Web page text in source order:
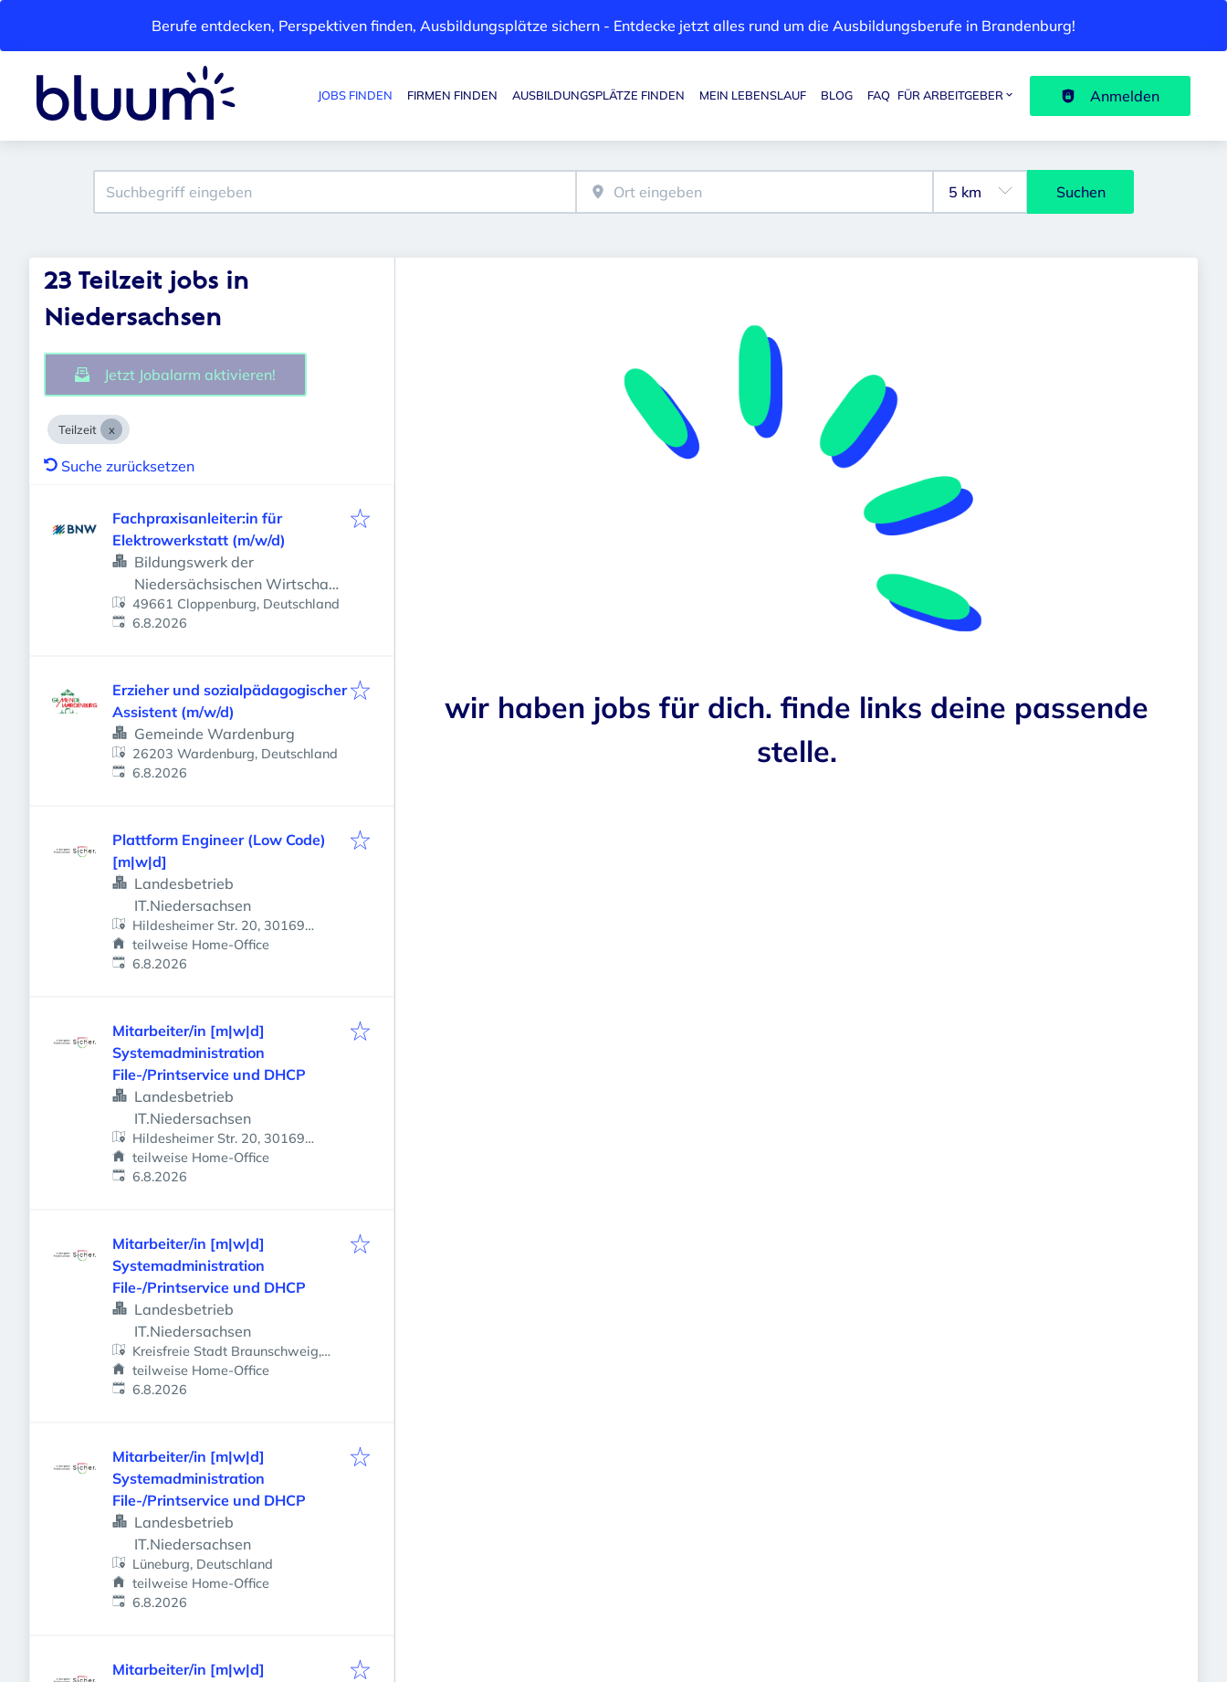
Berufe entdecken, Perspektiven finden, Ausbildungsplätze sichern - Entdecke jetzt alles rund um die Ausbildungsberufe in Brandenburg!
Haupt-Navigation
JOBS FINDEN FIRMEN FINDEN AUSBILDUNGSPLÄTZE FINDEN MEIN LEBENSLAUF BLOG FAQ FÜR ARBEITGEBER Anmelden
Suchen
23 Teilzeit jobs in
Niedersachsen
Jetzt Jobalarm aktivieren!
Teilzeit
Suche zurücksetzen
Fachpraxisanleiter:in für
Elektrowerkstatt (m/w/d)
Bildungswerk der
Niedersächsischen Wirtschaft
gemeinnützige GmbH
49661 Cloppenburg, Deutschland
Veröffentlicht
6.8.2026
Erzieher und sozialpädagogischer
Assistent (m/w/d)
Gemeinde Wardenburg
26203 Wardenburg, Deutschland
Veröffentlicht
6.8.2026
Plattform Engineer (Low Code)
[m|w|d]
Landesbetrieb
IT.Niedersachsen
Hildesheimer Str. 20, 30169
Hannover, Deutschland
teilweise Home-Office
Veröffentlicht
6.8.2026
Mitarbeiter/in [m|w|d]
Systemadministration
File-/Printservice und DHCP
Landesbetrieb
IT.Niedersachsen
Hildesheimer Str. 20, 30169
Hannover, Deutschland
teilweise Home-Office
Veröffentlicht
6.8.2026
Mitarbeiter/in [m|w|d]
Systemadministration
File-/Printservice und DHCP
Landesbetrieb
IT.Niedersachsen
Kreisfreie Stadt Braunschweig,
Braunschweig, Deutschland
teilweise Home-Office
Veröffentlicht
6.8.2026
Mitarbeiter/in [m|w|d]
Systemadministration
File-/Printservice und DHCP
Landesbetrieb
IT.Niedersachsen
Lüneburg, Deutschland
teilweise Home-Office
Veröffentlicht
6.8.2026
Mitarbeiter/in [m|w|d]
wir haben jobs für dich. finde links deine passende
stelle.